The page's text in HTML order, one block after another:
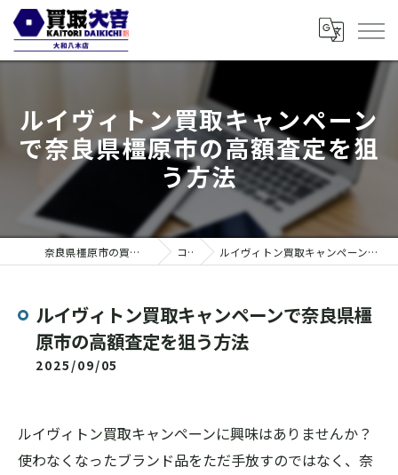
ルイヴィトン買取キャンペーン
で奈良県橿原市の高額査定を狙
う方法
奈良県橿原市の買取なら買取大吉 大和八木店 コラム ルイヴィトン買取キャンペーンで奈良県橿原市の高額査定を狙う方法
ルイヴィトン買取キャンペーンで奈良県橿
原市の高額査定を狙う方法
2025/09/05
ルイヴィトン買取キャンペーンに興味はありませんか？
使わなくなったブランド品をただ手放すのではなく、奈